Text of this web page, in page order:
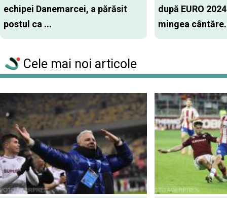
echipei Danemarcei, a părăsit
postul ca ...
după EURO
mingea
Cele mai noi articole